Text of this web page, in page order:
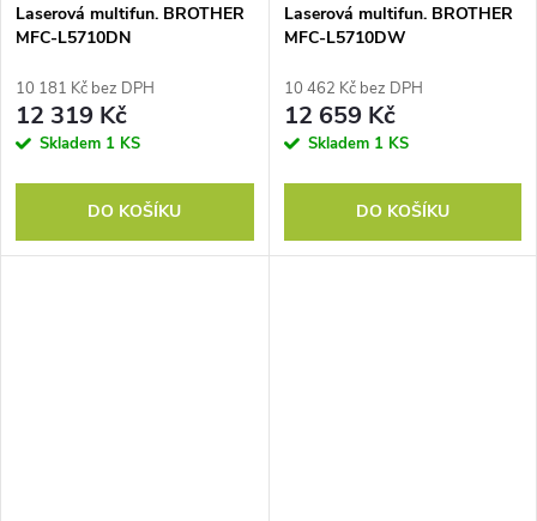
Laserová multifun. BROTHER
MFC-L5710DN
10 181 Kč bez DPH
12 319 Kč
Skladem 1 KS
DO KOŠÍKU
Laserová multifun. BROTHER
MFC-L5710DW
10 462 Kč bez DPH
12 659 Kč
Skladem 1 KS
DO KOŠÍKU